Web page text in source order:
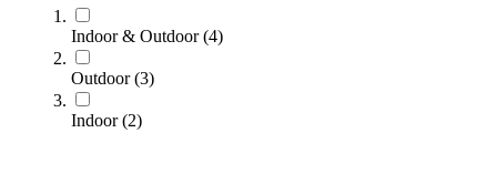
Indoor & Outdoor(4)
Outdoor(3)
Indoor(2)